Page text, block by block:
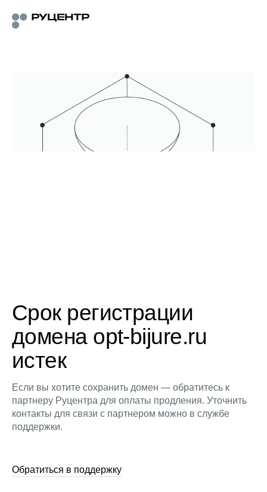
Срок регистрации
домена opt-bijure.ru
истек
Если вы хотите сохранить домен — обратитесь к
партнеру Руцентра для оплаты продления. Уточнить
контакты для связи с партнером можно в службе
поддержки.
Обратиться в поддержку